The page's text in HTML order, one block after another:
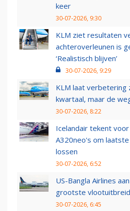
keer
30-07-2026, 9:30
KLM ziet resultaten
achteroverleunen is
‘Realistisch blijven’
30-07-2026, 9:29
KLM laat verbetering
kwartaal, maar de
30-07-2026, 8:22
Icelandair tekent
A320neo's om
lossen
30-07-2026, 6:52
US-Bangla Airlines
grootste
30-07-2026, 6:45